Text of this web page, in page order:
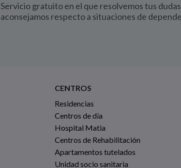
Servicio gratuito en el que resolvemos tus
aconsejamos respecto a situaciones de
CENTROS
Residencias
Centros de día
Hospital Matia
Centros de Rehabilitación
Apartamentos tutelados
Unidad socio sanitaria